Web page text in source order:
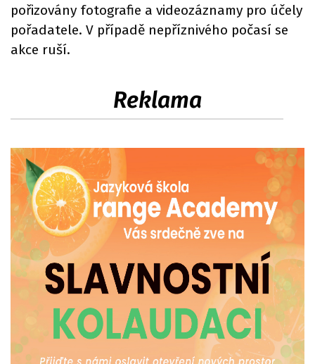
pořizovány fotografie a videozáznamy pro účely
pořadatele. V případě nepříznivého počasí se
akce ruší.
Reklama